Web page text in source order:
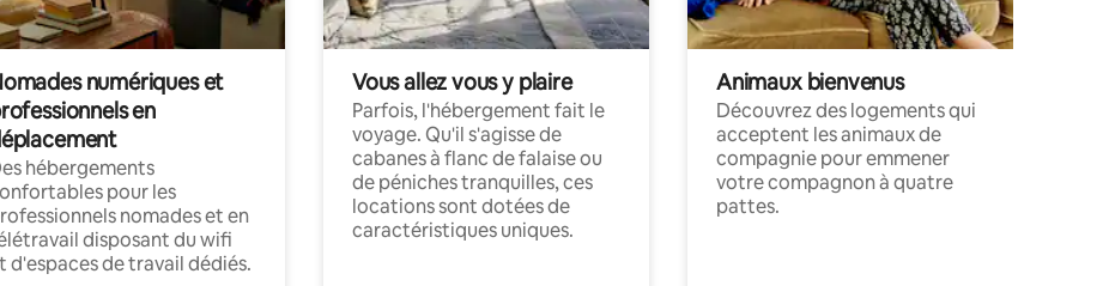
numériques et
en
hébergements
pour les
nomades et en
disposant du wifi
d'espaces de travail dédiés.
Vous allez vous y plaire
Parfois, l'hébergement fait le
voyage. Qu'il s'agisse de
cabanes à flanc de falaise ou
de péniches tranquilles, ces
locations sont dotées de
caractéristiques uniques.
Animaux bienvenus
Découvrez des logements qui
acceptent les animaux de
compagnie pour emmener
votre compagnon à quatre
pattes.